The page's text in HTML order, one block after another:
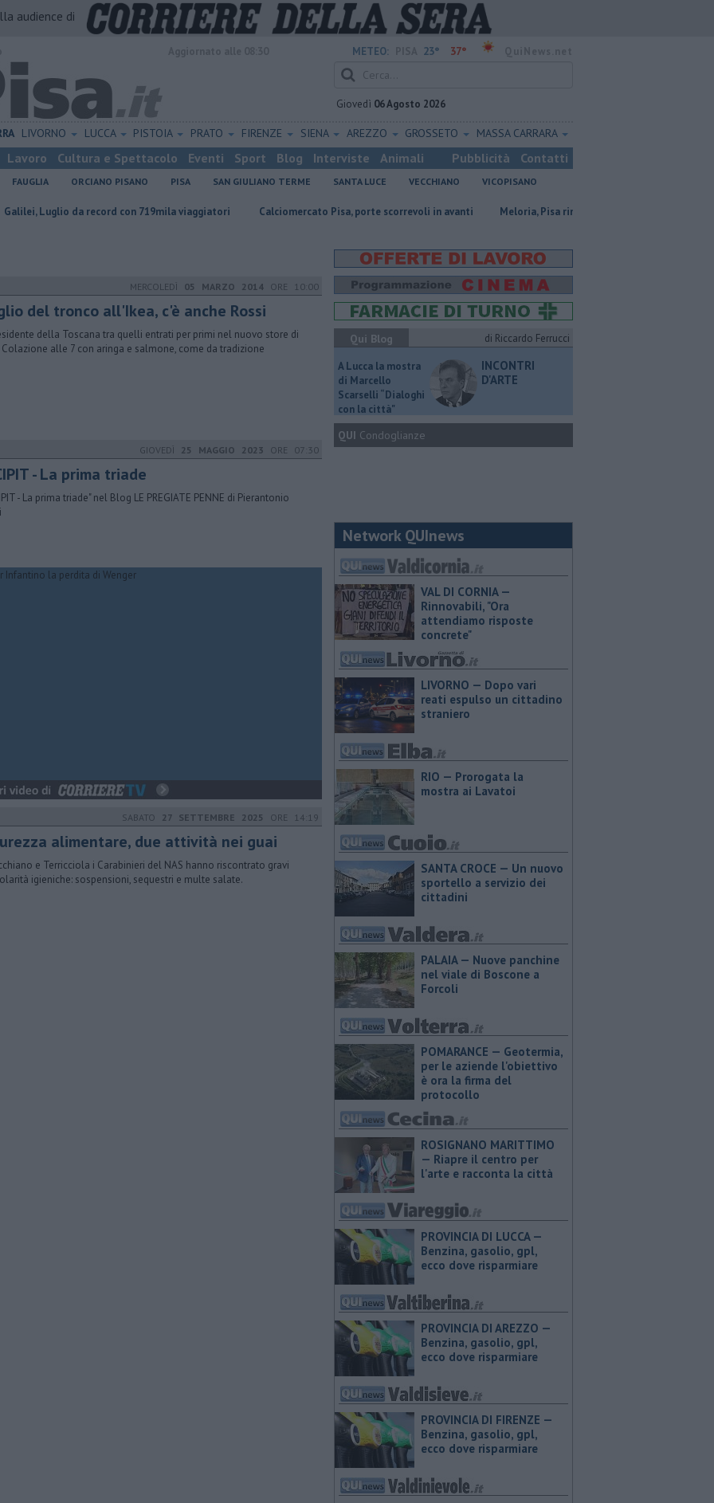
audience di
METEO: 23° 37°
Giovedì 06 Agosto 2026
LIVORNO LUCCA PISTOIA PRATO FIRENZE SIENA AREZZO GROSSETO MASSA CARRARA
Lavoro Cultura e Spettacolo Eventi Sport Blog Interviste Animali Pubblicità Contatti
FAUGLIA ORCIANO PISANO PISA SAN GIULIANO TERME SANTA LUCE VECCHIANO VICOPISANO
da record con 719mila viaggiatori Calciomercato Pisa, porte scorrevoli in avanti Meloria, Pisa rinnova l'amicizia con Genova
MERCOLEDÌ 05 MARZO 2014 ORE 10:00
del tronco all'Ikea, c'è anche Rossi
della Toscana tra quelli entrati per primi nel nuovo store di
Colazione alle 7 con aringa e salmone, come da tradizione
GIOVEDÌ 25 MAGGIO 2023 ORE 07:30
- La prima triade
- La prima triade" nel Blog LE PREGIATE PENNE di Pierantonio
SABATO 27 SETTEMBRE 2025 ORE 14:19
alimentare, due attività nei guai
e Terricciola i Carabinieri del NAS hanno riscontrato gravi
igieniche: sospensioni, sequestri e multe salate.
Qui Blog di Riccardo Ferrucci
A Lucca la mostra
di Marcello
Scarselli “Dialoghi
con la città"
INCONTRI
D'ARTE
QUI Condoglianze
Network QUInews
VAL DI CORNIA —
Rinnovabili, "Ora
attendiamo risposte
concrete"
LIVORNO — Dopo vari
reati espulso un cittadino
straniero
RIO — Prorogata la
mostra ai Lavatoi
SANTA CROCE — Un nuovo
sportello a servizio dei
cittadini
PALAIA — Nuove panchine
nel viale di Boscone a
Forcoli
POMARANCE — Geotermia,
per le aziende l'obiettivo
è ora la firma del
protocollo
ROSIGNANO MARITTIMO
— Riapre il centro per
l'arte e racconta la città
PROVINCIA DI LUCCA — ​
Benzina, gasolio, gpl,
ecco dove risparmiare
PROVINCIA DI AREZZO — ​
Benzina, gasolio, gpl,
ecco dove risparmiare
PROVINCIA DI FIRENZE — ​
Benzina, gasolio, gpl,
ecco dove risparmiare